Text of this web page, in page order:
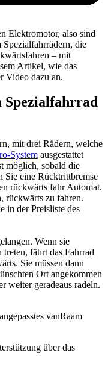
Elektromotor, also sind
die
– mit
Artikel, wie das
Video dazu an.
Spezialfahrrad
mit drei Rädern, welche
System ausgestattet
möglich, sobald die
Sie eine Rücktrittbremse
rückwärts fahr Automat.
rückwärts zu fahren.
in der Preisliste des
Wenn sie
fährt das Fahrrad
Sie müssen dann
Ort angekommen
weiter geradeaus radeln.
vanRaam
über das